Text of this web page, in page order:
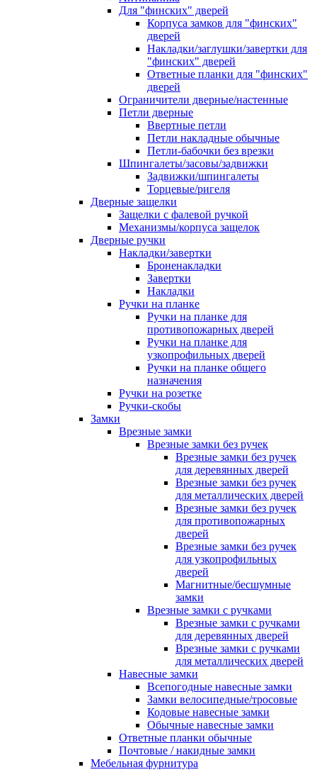
Для "финских" дверей
Корпуса замков для "финских"
дверей
Накладки/заглушки/завертки для
"финских" дверей
Ответные планки для "финских"
дверей
Ограничители дверные/настенные
Петли дверные
Ввертные петли
Петли накладные обычные
Петли-бабочки без врезки
Шпингалеты/засовы/задвижки
Задвижки/шпингалеты
Торцевые/ригеля
Дверные защелки
Защелки с фалевой ручкой
Механизмы/корпуса защелок
Дверные ручки
Накладки/завертки
Броненакладки
Завертки
Накладки
Ручки на планке
Ручки на планке для
противопожарных дверей
Ручки на планке для
узкопрофильных дверей
Ручки на планке общего
назначения
Ручки на розетке
Ручки-скобы
Замки
Врезные замки
Врезные замки без ручек
Врезные замки без ручек
для деревянных дверей
Врезные замки без ручек
для металлических дверей
Врезные замки без ручек
для противопожарных
дверей
Врезные замки без ручек
для узкопрофильных
дверей
Магнитные/бесшумные
замки
Врезные замки с ручками
Врезные замки с ручками
для деревянных дверей
Врезные замки с ручками
для металлических дверей
Навесные замки
Всепогодные навесные замки
Замки велосипедные/тросовые
Кодовые навесные замки
Обычные навесные замки
Ответные планки обычные
Почтовые / накидные замки
Мебельная фурнитура